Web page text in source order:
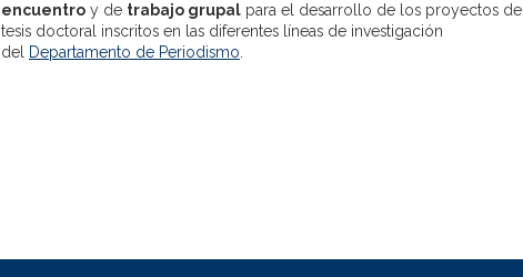
encuentroy de trabajo grupalpara el desarrollo de los proyectos de
tesis doctoral inscritos en las diferentes líneas de investigación
del
Departamento de Periodismo